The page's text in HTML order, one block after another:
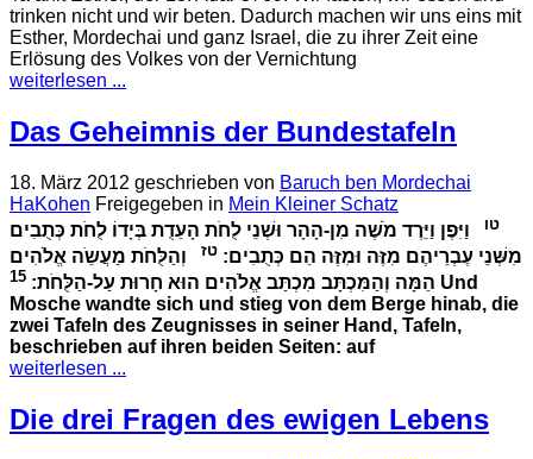
trinken nicht und wir beten. Dadurch machen wir uns eins mit
Esther, Mordechai und ganz Israel, die zu ihrer Zeit eine
Erlösung des Volkes von der Vernichtung
weiterlesen ...
Das Geheimnis der Bundestafeln
18. März 2012 geschrieben von Baruch ben Mordechai
HaKohen Freigegeben in Mein Kleiner Schatz
טו וַיִּפֶן וַיֵּרֶד מֹשֶׁה מִן-הָהָר וּשְׁנֵי לֻחֹת הָעֵדֻת בְּיָדוֹ לֻחֹת כְּתֻבִים
מִשְּׁנֵי עֶבְרֵיהֶם מִזֶּה וּמִזֶּה הֵם כְּתֻבִים: טז וְהַלֻּחֹת מַעֲשֵֹה אֱלֹהִים
הֵמָּה וְהַמִּכְתָּב מִכְתַּב אֱלֹהִים הוּא חָרוּת עַל-הַלֻּחֹת: 15
Und
Mosche wandte sich und stieg von dem Berge hinab, die
zwei Tafeln des Zeugnisses in seiner Hand, Tafeln,
beschrieben auf ihren beiden Seiten: auf
weiterlesen ...
Die drei Fragen des ewigen Lebens